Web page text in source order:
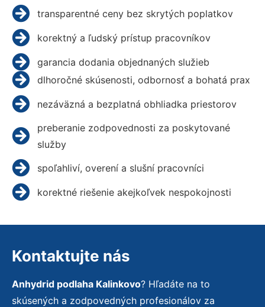
transparentné ceny bez skrytých poplatkov
korektný a ľudský prístup pracovníkov
garancia dodania objednaných služieb
dlhoročné skúsenosti, odbornosť a bohatá prax
nezáväzná a bezplatná obhliadka priestorov
preberanie zodpovednosti za poskytované
služby
spoľahliví, overení a slušní pracovníci
korektné riešenie akejkoľvek nespokojnosti
Kontaktujte nás
Anhydrid podlaha Kalinkovo? Hľadáte na to
skúsených a zodpovedných profesionálov za